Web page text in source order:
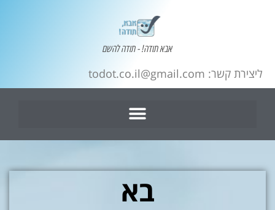
אבא תודה! - תודה להשם
ליצירת קשר: todot.co.il@gmail.com
בא